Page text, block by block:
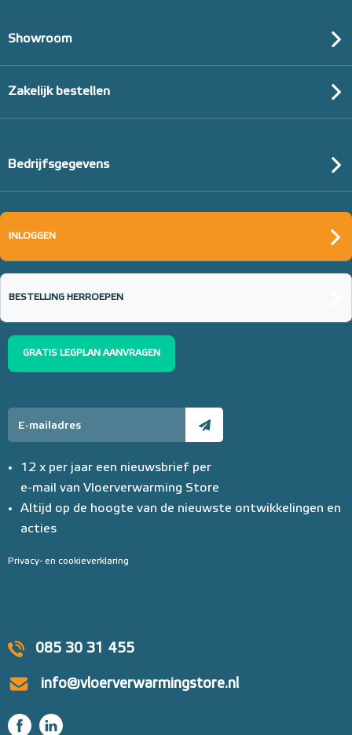
085 30 31 455
info@vloerverwarmingstore.nl
Showroom
Zakelijk bestellen
Bedrijfsgegevens
INLOGGEN
BESTELLING HERROEPEN
GRATIS LEGPLAN AANVRAGEN
12 x per jaar een nieuwsbrief per
e-mail van Vloerverwarming Store
Altijd op de hoogte van de nieuwste ontwikkelingen en
acties
Privacy- en cookieverklaring